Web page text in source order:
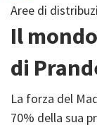
Aree di
Il mondo
di
La forza del
70% della sua